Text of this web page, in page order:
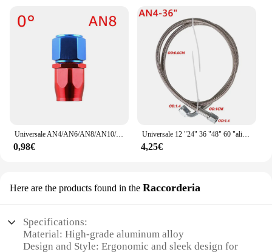
Universale AN4/AN6/AN8/AN10/AN12 Dritto 0 ° /45 ° /90 ° /180 ° Kit adattatore terminale tubo olio CPE per raccordo terminale tubo flessibile girevole per olio combustibile
0,98€
Universale 12 "24" 36 "48" 60 "alimentazione olio turbina AN4 90 gradi x tubo dritto in PTFE Kit linea di alimentazione olio Turbo facile da installare
4,25€
Here are the products found in the Raccorderia
Specifications:
Material: High-grade aluminum alloy
Design and Style: Ergonomic and sleek design for